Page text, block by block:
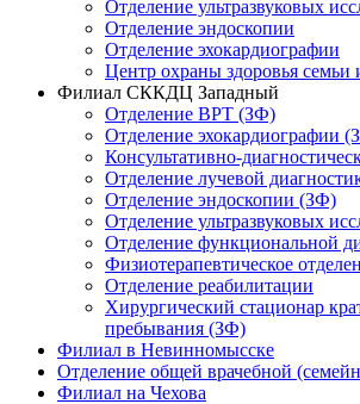
Отделение ультразвуковых
Отделение эндоскопии
Отделение эхокардиографии
Центр охраны здоровья семьи
Филиал СККДЦ Западный
Отделение ВРТ (ЗФ)
Отделение эхокардиографии
Консультативно-
Отделение лучевой
Отделение эндоскопии (ЗФ)
Отделение ультразвуковых
Отделение функциональной
Физиотерапевтическое
Отделение реабилитации
Хирургический стационар
пребывания (ЗФ)
Филиал в Невинномысске
Отделение общей врачебной
Филиал на Чехова